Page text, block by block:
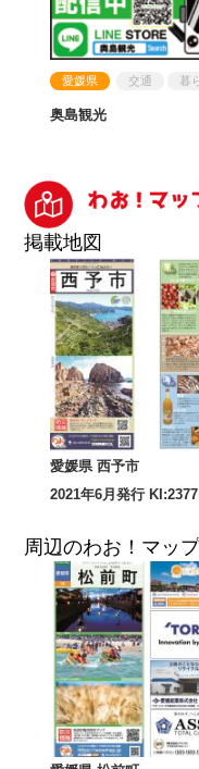
愛媛県 交通 暮
奥島観光
掲載地図
愛媛県 西予市
2021年6月発行 KI:2377
周辺のわお！マッ